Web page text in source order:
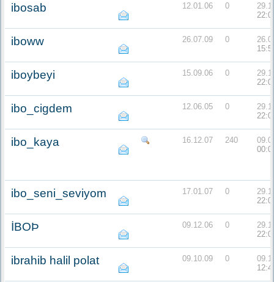
ibosab 12.01.06 0
iboww 26.07.09 0
iboybeyi 15.09.06 0
ibo_cigdem 12.06.05 0
ibo_kaya 16.12.07 240
ibo_seni_seviyom 17.01.07 0
İBOÞ 09.12.06 0
ibrahib halil polat 09.10.09 0